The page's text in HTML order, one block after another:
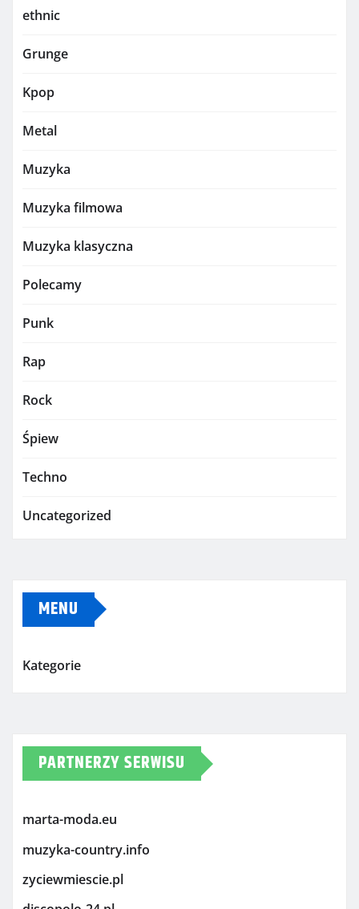
ethnic
Grunge
Kpop
Metal
Muzyka
Muzyka filmowa
Muzyka klasyczna
Polecamy
Punk
Rap
Rock
Śpiew
Techno
Uncategorized
MENU
Kategorie
PARTNERZY SERWISU
marta-moda.eu
muzyka-country.info
zyciewmiescie.pl